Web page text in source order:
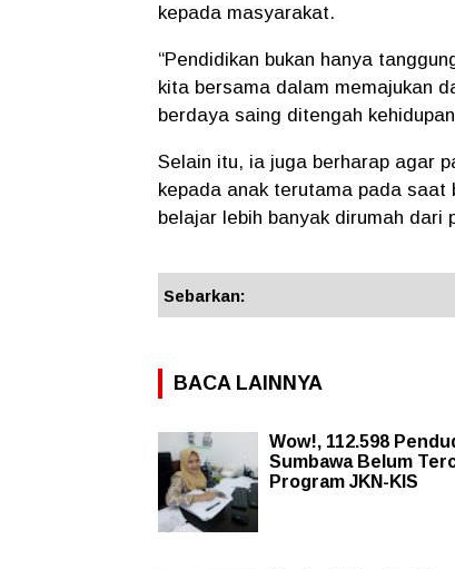
kepada masyarakat.
“Pendidikan bukan hanya
kita bersama dalam memajukan
berdaya saing ditengah
Selain itu, ia juga berharap agar
kepada anak terutama pada saat
belajar lebih banyak dirumah dari
Sebarkan:
BACA LAINNYA
Wow!, 112.598
Sumbawa Belum
Program JKN-KIS